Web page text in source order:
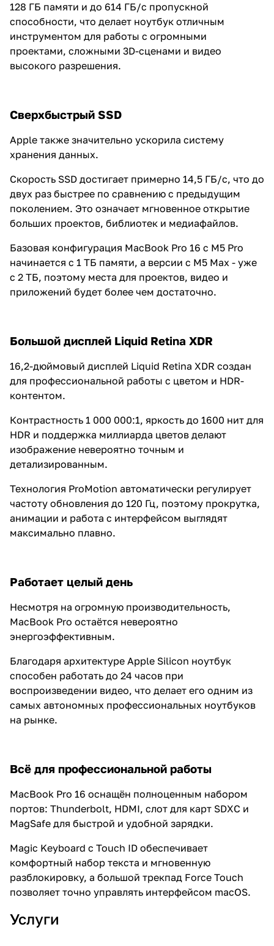
128 ГБ памяти и до 614 ГБ/с пропускной
способности, что делает ноутбук отличным
инструментом для работы с огромными
проектами, сложными 3D-сценами и видео
высокого разрешения.
Сверхбыстрый SSD
Apple также значительно ускорила систему
хранения данных.
Скорость SSD достигает примерно 14,5 ГБ/с, что до
двух раз быстрее по сравнению с предыдущим
поколением. Это означает мгновенное открытие
больших проектов, библиотек и медиафайлов.
Базовая конфигурация MacBook Pro 16 с M5 Pro
начинается с 1 ТБ памяти, а версии с M5 Max - уже
с 2 ТБ, поэтому места для проектов, видео и
приложений будет более чем достаточно.
Большой дисплей Liquid Retina XDR
16,2-дюймовый дисплей Liquid Retina XDR создан
для профессиональной работы с цветом и HDR-
контентом.
Контрастность 1 000 000:1, яркость до 1600 нит для
HDR и поддержка миллиарда цветов делают
изображение невероятно точным и
детализированным.
Технология ProMotion автоматически регулирует
частоту обновления до 120 Гц, поэтому прокрутка,
анимации и работа с интерфейсом выглядят
максимально плавно.
Работает целый день
Несмотря на огромную производительность,
MacBook Pro остаётся невероятно
энергоэффективным.
Благодаря архитектуре Apple Silicon ноутбук
способен работать до 24 часов при
воспроизведении видео, что делает его одним из
самых автономных профессиональных ноутбуков
на рынке.
Всё для профессиональной работы
MacBook Pro 16 оснащён полноценным набором
портов: Thunderbolt, HDMI, слот для карт SDXC и
MagSafe для быстрой и удобной зарядки.
Magic Keyboard с Touch ID обеспечивает
комфортный набор текста и мгновенную
разблокировку, а большой трекпад Force Touch
позволяет точно управлять интерфейсом macOS.
Услуги